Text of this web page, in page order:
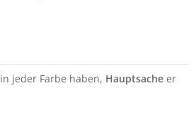
in jeder Farbe haben, Hauptsache er